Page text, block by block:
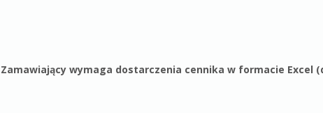
Zamawiający wymaga dostarczenia cennika w formacie Excel